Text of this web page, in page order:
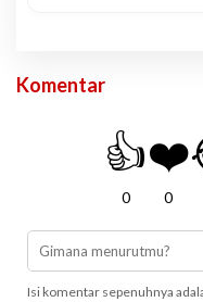
Komentar
👍
0
❤️
0
Isi komentar sepenuhnya